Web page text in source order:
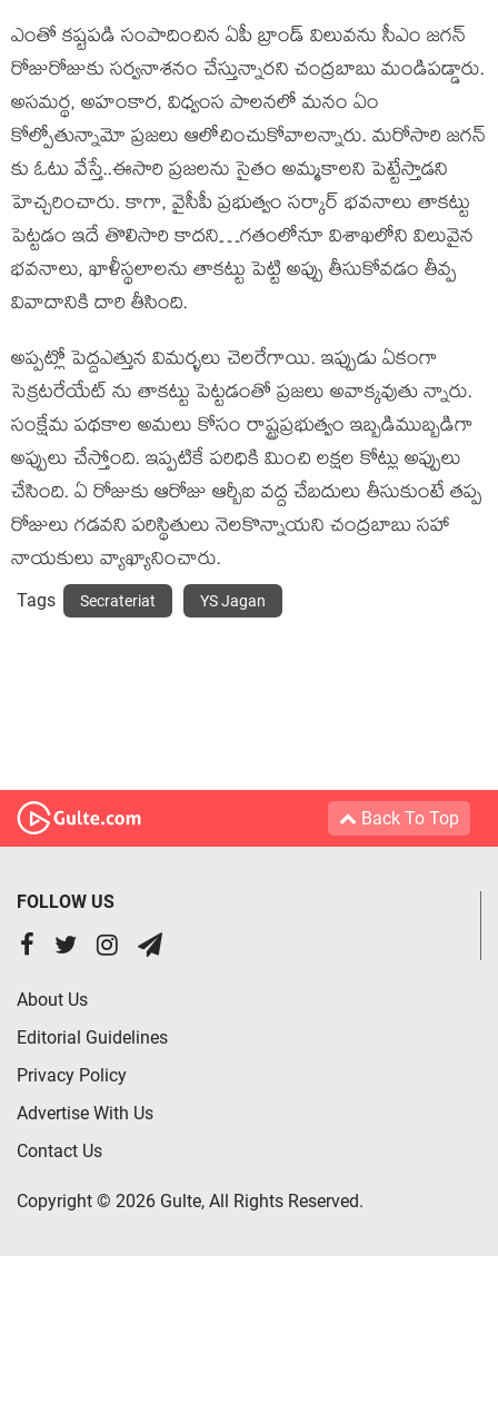
ఎంతో కష్టపడి సంపాదించిన ఏపీ బ్రాండ్ విలువను సీఎం జగన్
రోజురోజుకు సర్వనాశనం చేస్తున్నారని చంద్రబాబు మండిపడ్డారు.
అసమర్థ, అహంకార, విధ్వంస పాలనలో మనం ఏం
కోల్పోతున్నామో ప్రజలు ఆలోచించుకోవాలన్నారు. మరోసారి జగన్
కు ఓటు వేస్తే..ఈసారి ప్రజలను సైతం అమ్మకాలని పెట్టేస్తాడని
హెచ్చరించారు. కాగా, వైసీపీ ప్రభుత్వం సర్కార్ భవనాలు తాకట్టు
పెట్టడం ఇదే తొలిసారి కాదని…గతంలోనూ విశాఖలోని విలువైన
భవనాలు, ఖాళీస్థలాలను తాకట్టు పెట్టి అప్పు తీసుకోవడం తీవ్ప
వివాదానికి దారి తీసింది.
అప్పట్లో పెద్దఎత్తున విమర్ళలు చెలరేగాయి. ఇప్పుడు ఏకంగా
సెక్రటరేయేట్ ను తాకట్టు పెట్టడంతో ప్రజలు అవాక్కవుతు న్నారు.
సంక్షేమ పథకాల అమలు కోసం రాష్ట్రప్రభుత్వం ఇబ్బడిముబ్బడిగా
అప్పులు చేస్తోంది. ఇప్పటికే పరిధికి మించి లక్షల కోట్లు అప్పులు
చేసింది. ఏ రోజుకు ఆరోజు ఆర్బీఐ వద్ద చేబదులు తీసుకుంటే తప్ప
రోజులు గడవని పరిస్థితులు నెలకొన్నాయ‌ని చంద్ర‌బాబు స‌హా
నాయ‌కులు వ్యాఖ్యానించారు.
Tags Secrateriat YS Jagan
Back To Top
FOLLOW US
About Us
Editorial Guidelines
Privacy Policy
Advertise With Us
Contact Us
Copyright © 2026 Gulte, All Rights Reserved.